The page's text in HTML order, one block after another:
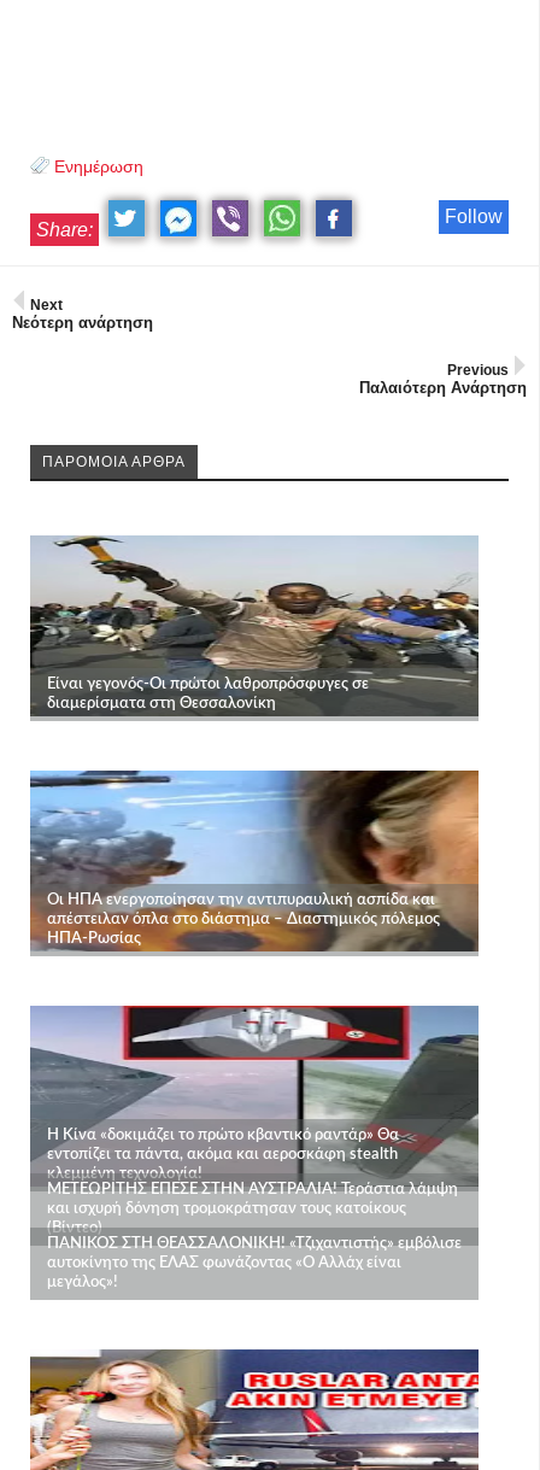
Ενημέρωση
Follow
Share:
Next
Νεότερη ανάρτηση
Previous
Παλαιότερη Ανάρτηση
ΠΑΡΟΜΟΙΑ ΑΡΘΡΑ